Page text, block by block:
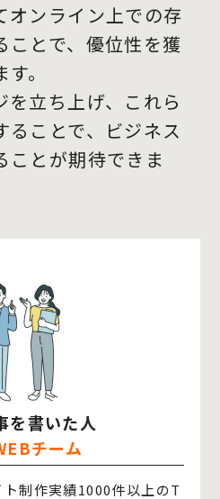
オンライン上での存
ことで、優位性を獲
。
立ち上げ、これら
ることで、ビジネス
ことが期待できま
を書いた人
チーム
制作実績1000件以上のT